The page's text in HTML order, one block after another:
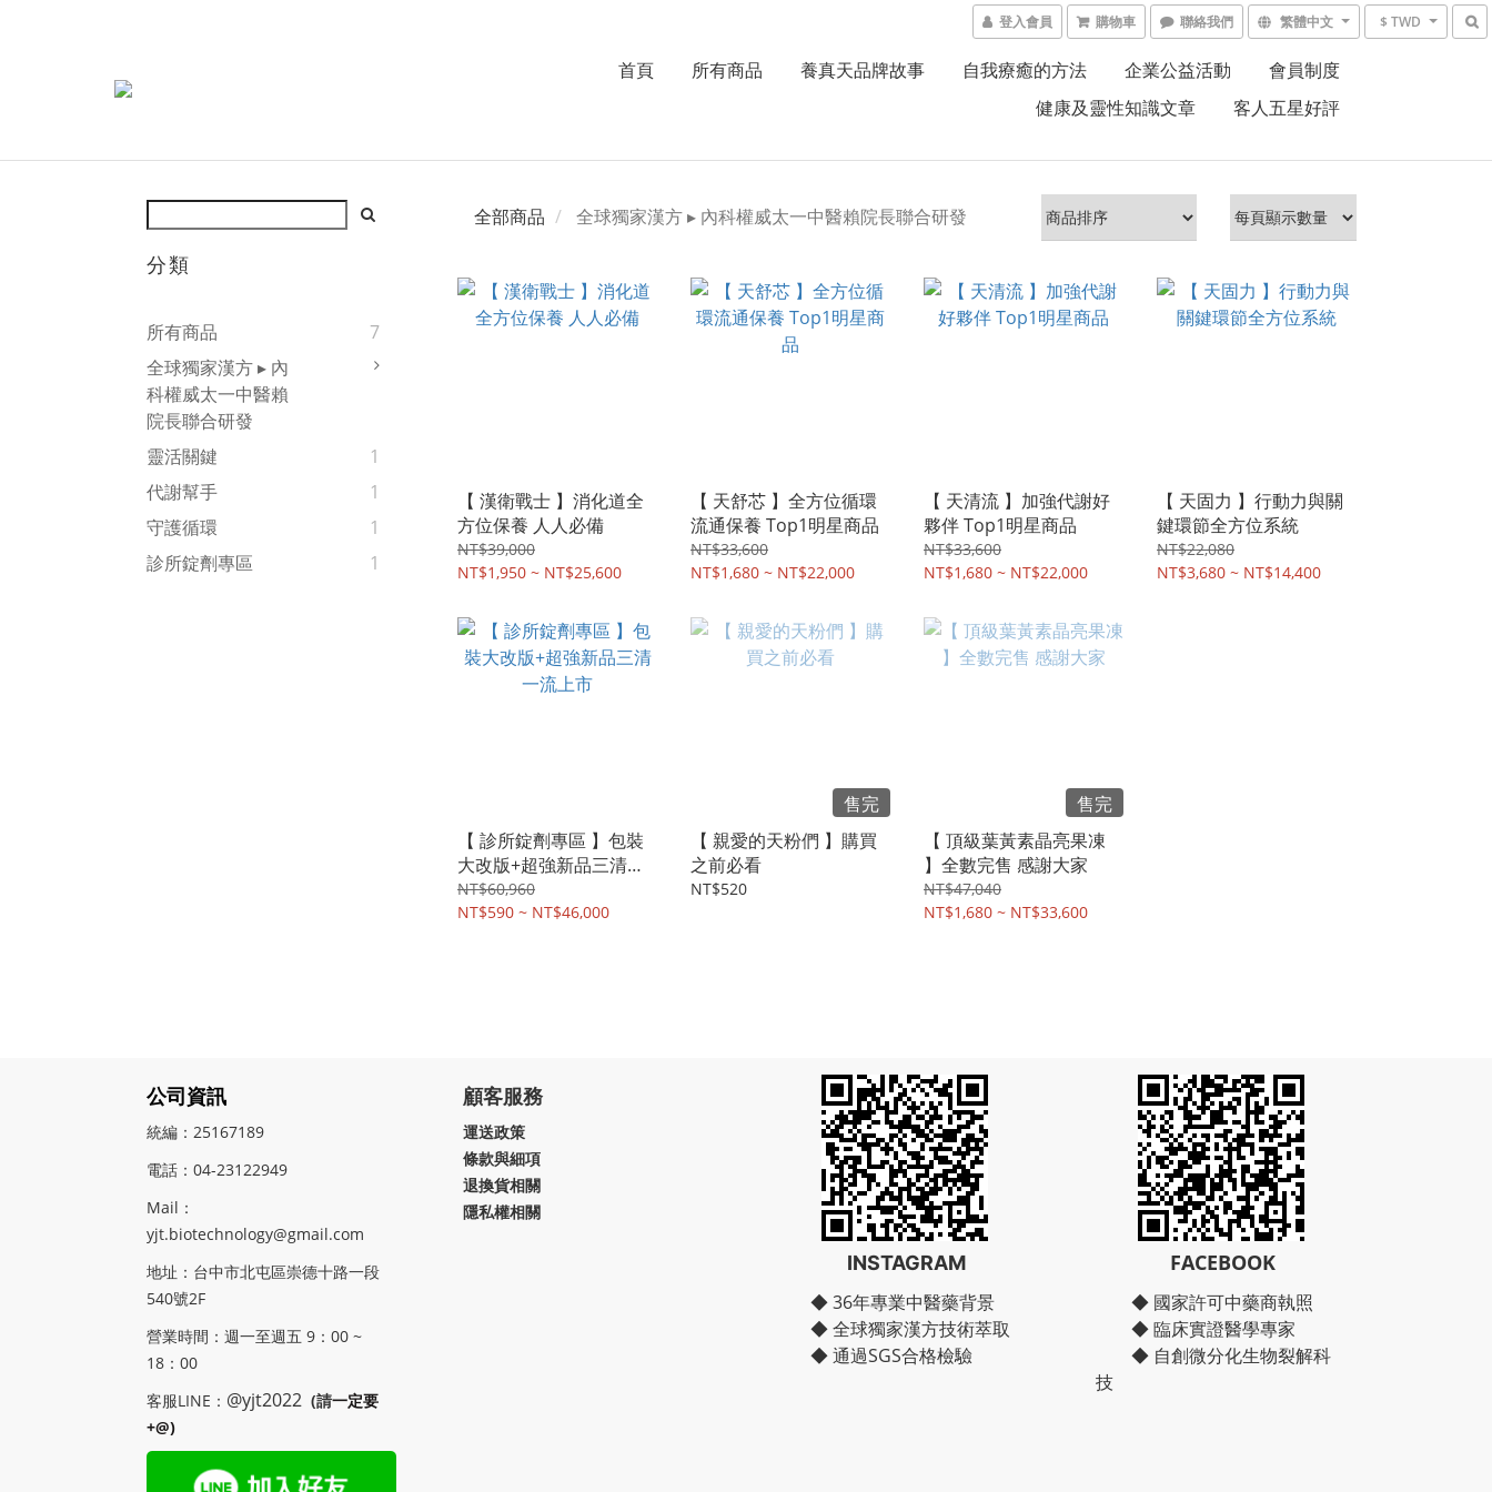
登入會員 購物車 聯絡我們 繁體中文 $ TWD
首頁 所有商品 養真天品牌故事 自我療癒的方法 企業公益活動
會員制度
健康及靈性知識文章
客人五星好評
分類
所有商品
7
全球獨家漢方 ▸ 內
科權威太一中醫賴
院長聯合研發
靈活關鍵
1
代謝幫手
1
守護循環
1
診所錠劑專區
1
全部商品 全球獨家漢方 ▸ 內科權威太一中醫賴院長聯合研發
【 漢衛戰士 】消化道全
方位保養 人人必備
NT$39,000
NT$1,950 ~ NT$25,600
【 天舒芯 】全方位循環
流通保養 Top1明星商品
NT$33,600
NT$1,680 ~ NT$22,000
【 天清流 】加強代謝好
夥伴 Top1明星商品
NT$33,600
NT$1,680 ~ NT$22,000
【 天固力 】行動力與關
鍵環節全方位系統
NT$22,080
NT$3,680 ~ NT$14,400
【 診所錠劑專區 】包裝
大改版+超強新品三清一
流上市
NT$60,960
NT$590 ~ NT$46,000
售完
【 親愛的天粉們 】購買
之前必看
NT$520
售完
【 頂級葉黃素晶亮果凍
】全數完售 感謝大家
NT$47,040
NT$1,680 ~ NT$33,600
公司資訊
統編：25167189
電話：04-23122949
Mail：
yjt.biotechnology@gmail.com
地址： 台中市北屯區崇德十路一段
540號2F
營業時間：週一至週五 9：00 ~
18：00
客服LINE： @yjt2022 (請一定要
+@)
顧客服務
運送政策
條款與細項
退換貨相關
隱私權相關
INSTAGRAM
◆ 36年專業中醫藥背景
◆ 全球獨家漢方技術萃取
◆ 通過SGS合格檢驗
FACEBOOK
◆ 國家許可中藥商執照
◆ 臨床實證醫學專家
◆ 自創微分化生物裂解科
技